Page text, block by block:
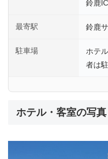
鈴鹿
最寄駅 鈴鹿
駐車場
ホテ
者は
ホテル・客室の写真